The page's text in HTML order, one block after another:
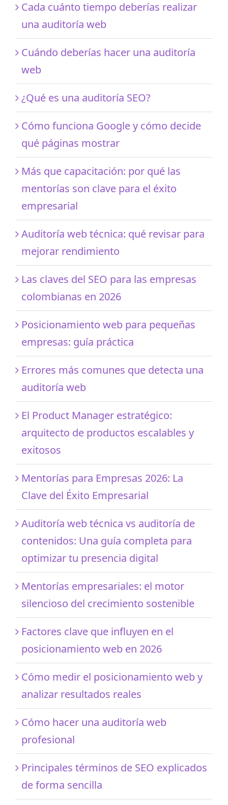
Cada cuánto tiempo deberías realizar
una auditoría web
Cuándo deberías hacer una auditoría
web
¿Qué es una auditoría SEO?
Cómo funciona Google y cómo decide
qué páginas mostrar
Más que capacitación: por qué las
mentorías son clave para el éxito
empresarial
Auditoría web técnica: qué revisar para
mejorar rendimiento
Las claves del SEO para las empresas
colombianas en 2026
Posicionamiento web para pequeñas
empresas: guía práctica
Errores más comunes que detecta una
auditoría web
El Product Manager estratégico:
arquitecto de productos escalables y
exitosos
Mentorías para Empresas 2026: La
Clave del Éxito Empresarial
Auditoría web técnica vs auditoría de
contenidos: Una guía completa para
optimizar tu presencia digital
Mentorías empresariales: el motor
silencioso del crecimiento sostenible
Factores clave que influyen en el
posicionamiento web en 2026
Cómo medir el posicionamiento web y
analizar resultados reales
Cómo hacer una auditoría web
profesional
Principales términos de SEO explicados
de forma sencilla